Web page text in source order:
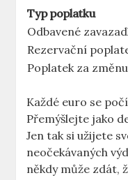
Typ poplatku
Odbavené
Rezervační
Poplatek za
Každé euro se
Přemýšlejte jako
Jen tak si užijete
neočekávaných
někdy může zdát,